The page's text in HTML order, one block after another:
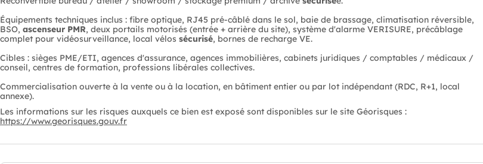
Équipements techniques inclus : fibre optique, RJ45 pré-câblé dans le sol, baie de brassage, climatisation réversible,
BSO, ascenseur PMR, deux portails motorisés (entrée + arrière du site), système d'alarme VERISURE, précâblage
complet pour vidéosurveillance, local vélos sécurisé, bornes de recharge VE.
Cibles : sièges PME/ETI, agences d'assurance, agences immobilières, cabinets juridiques / comptables / médicaux /
conseil, centres de formation, professions libérales collectives.
Commercialisation ouverte à la vente ou à la location, en bâtiment entier ou par lot indépendant (RDC, R+1, local
annexe).
Les informations sur les risques auxquels ce bien est exposé sont disponibles sur le site Géorisques :
https://www.georisques.gouv.fr